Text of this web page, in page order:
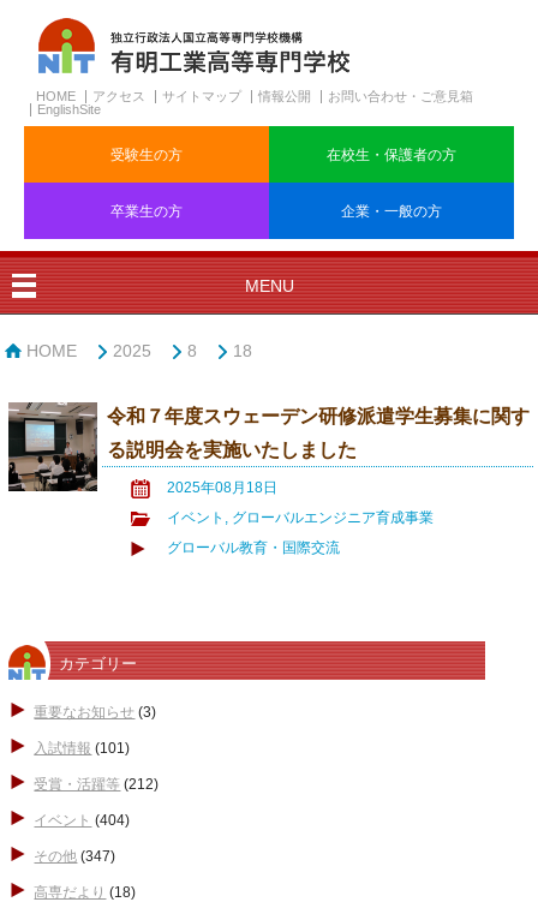
HOME アクセス サイトマップ 情報公開
お問い合わせ・ご意見箱
EnglishSite
受験生の方 在校生・保護者の方
卒業生の方 企業・一般の方
MENU
HOME 2025 8 18
令和７年度スウェーデン研修派遣学生募集に関す
る説明会を実施いたしました
2025年08月18日
イベント
グローバルエンジニア育成事業
グローバル教育・国際交流
カテゴリー
重要なお知らせ (3)
入試情報 (101)
受賞・活躍等 (212)
イベント (404)
その他 (347)
高専だより (18)